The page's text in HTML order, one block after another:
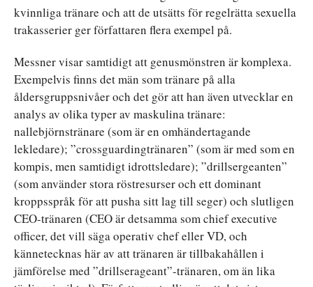
kvinnliga tränare och att de utsätts för regelrätta sexuella
trakasserier ger författaren flera exempel på.
Messner visar samtidigt att genusmönstren är komplexa.
Exempelvis finns det män som tränare på alla
åldersgruppsnivåer och det gör att han även utvecklar en
analys av olika typer av maskulina tränare:
nallebjörnstränare (som är en omhändertagande
lekledare); ”crossguardingtränaren” (som är med som en
kompis, men samtidigt idrottsledare); ”drillsergeanten”
(som använder stora röstresurser och ett dominant
kroppsspråk för att pusha sitt lag till seger) och slutligen
CEO-tränaren (CEO är detsamma som chief executive
officer, det vill säga operativ chef eller VD, och
kännetecknas här av att tränaren är tillbakahållen i
jämförelse med ”drillserageant”-tränaren, om än lika